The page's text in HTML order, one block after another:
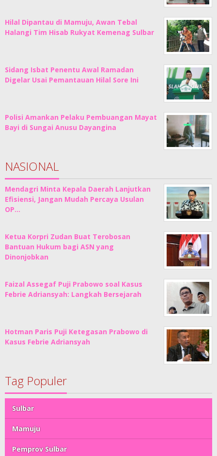
Hilal Dipantau di Mamuju, Awan Tebal
Halangi Tim Hisab Rukyat Kemenag Sulbar
Sidang Isbat Penentu Awal Ramadan
Digelar Usai Pemantauan Hilal Sore Ini
Polisi Amankan Pelaku Pembuangan Mayat
Bayi di Sungai Anusu Dayangina
NASIONAL
Mendagri Minta Kepala Daerah Lanjutkan
Efisiensi, Jangan Mudah Percaya Usulan
OP…
Ketua Korpri Zudan Buat Terobosan
Bantuan Hukum bagi ASN yang
Dinonjobkan
Faizal Assegaf Puji Prabowo soal Kasus
Febrie Adriansyah: Langkah Bersejarah
Hotman Paris Puji Ketegasan Prabowo di
Kasus Febrie Adriansyah
Tag Populer
Sulbar
Mamuju
Pemprov Sulbar